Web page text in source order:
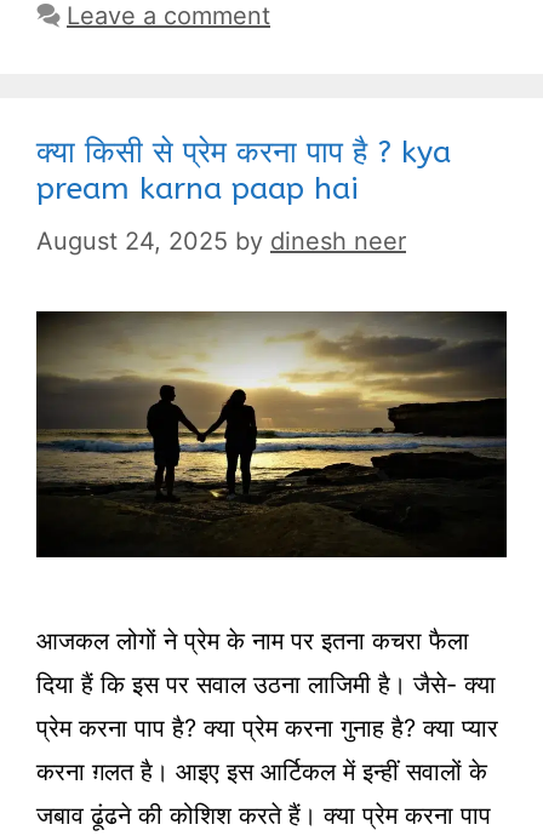
Leave a comment
क्या किसी से प्रेम करना पाप है ? kya
pream karna paap hai
August 24, 2025 by dinesh neer
आजकल लोगों ने प्रेम के नाम पर इतना कचरा फैला
दिया हैं कि इस पर सवाल उठना लाजिमी है। जैसे- क्या
प्रेम करना पाप है? क्या प्रेम करना गुनाह है? क्या प्यार
करना ग़लत है। आइए इस आर्टिकल में इन्हीं सवालों के
जबाव ढूंढने की कोशिश करते हैं। क्या प्रेम करना पाप